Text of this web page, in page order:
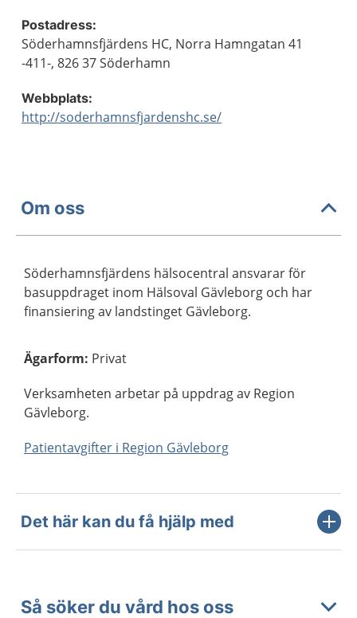
Postadress:
Söderhamnsfjärdens HC, Norra Hamngatan 41
-411-, 826 37 Söderhamn
Webbplats:
http://soderhamnsfjardenshc.se/
Om oss
Söderhamnsfjärdens hälsocentral ansvarar för
basuppdraget inom Hälsoval Gävleborg och har
finansiering av landstinget Gävleborg.
Ägarform: Privat
Verksamheten arbetar på uppdrag av Region
Gävleborg.
Patientavgifter i Region Gävleborg
Det här kan du få hjälp med
Så söker du vård hos oss